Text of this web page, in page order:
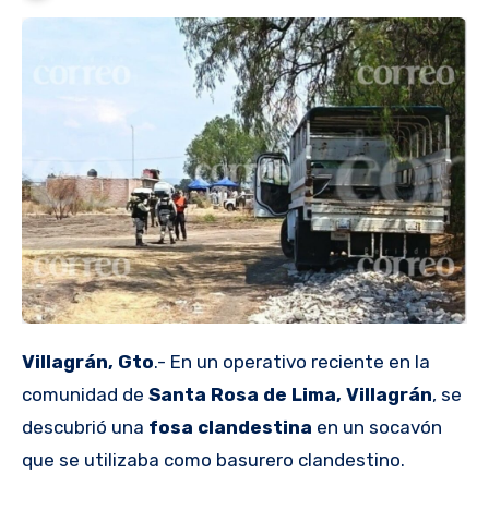
Villagrán, Gto.- En un operativo reciente en la
comunidad de Santa Rosa de Lima, Villagrán, se
descubrió una fosa clandestina en un socavón
que se utilizaba como basurero clandestino.